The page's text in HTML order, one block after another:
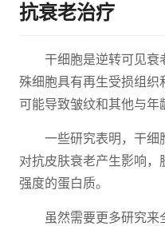
抗衰老治疗
干细胞是逆转可见
殊细胞具有再生受损组织
可能导致皱纹和其他与年
一些研究表明，干细
对抗皮肤衰老产生影响
强度的蛋白质。
虽然需要更多研究